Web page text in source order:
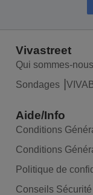
Vivastreet
Qui sommes-
Sondages
Aide/Info
Conditions
Conditions
Politique de
Conseils Sécurité